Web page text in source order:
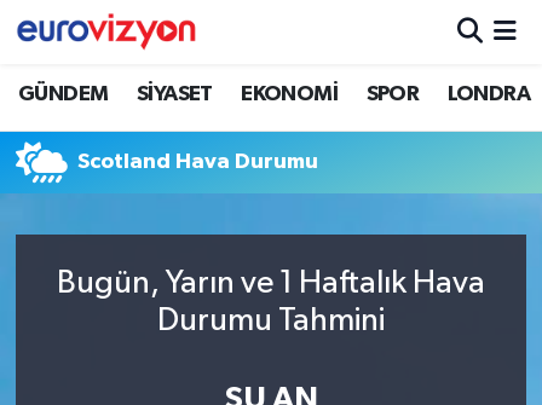
GÜNDEM SİYASET EKONOMİ SPOR LONDRA
Scotland Hava Durumu
Bugün, Yarın ve 1 Haftalık Hava
Durumu Tahmini